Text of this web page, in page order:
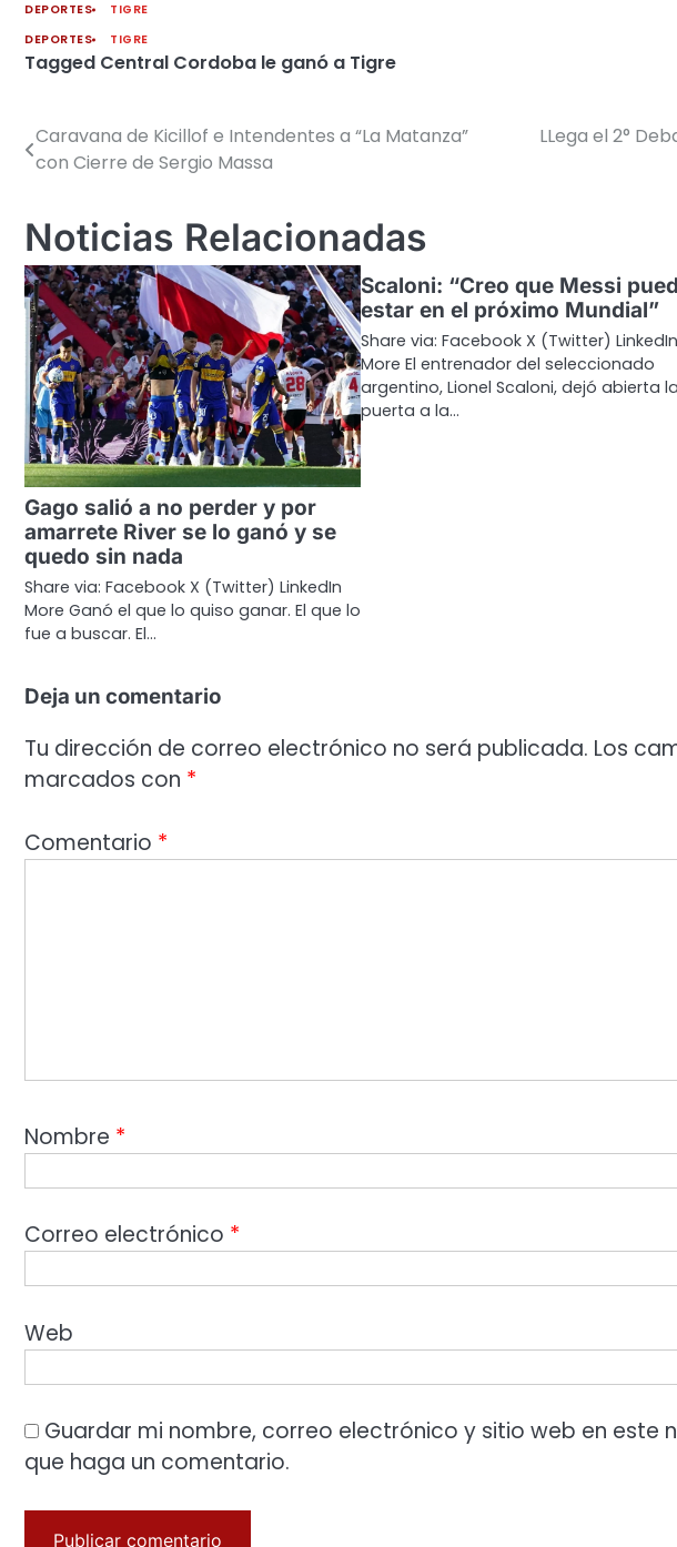
DEPORTES
TIGRE
DEPORTES
TIGRE
Tagged Central Cordoba le ganó a Tigre
Navegación
entradas
Caravana de Kicillof e Intendentes a “La Matanza”
con Cierre de Sergio Massa
LLega el 2°
Noticias Relacionadas
Gago salió a no perder y por
amarrete River se lo ganó y se
quedo sin nada
Share via: Facebook X (Twitter) LinkedIn
More Ganó el que lo quiso ganar. El que lo
fue a buscar. El…
Scaloni: “Creo que Messi
estar en el próximo Mundial”
Share via: Facebook X (Twitter) LinkedIn
More El entrenador del seleccionado
argentino, Lionel Scaloni, dejó abierta la
puerta a la…
Deja un comentario
Tu dirección de correo electrónico no será publicada. Los
marcados con *
Comentario *
Nombre *
Correo electrónico *
Web
Guardar mi nombre, correo electrónico y sitio web en este
que haga un comentario.